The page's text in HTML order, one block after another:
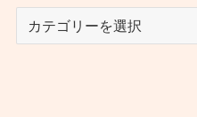
category